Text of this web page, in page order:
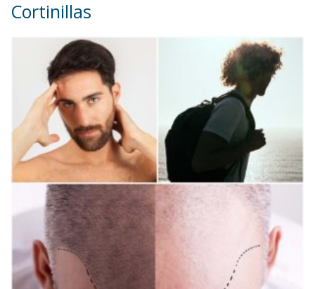
Cortinillas